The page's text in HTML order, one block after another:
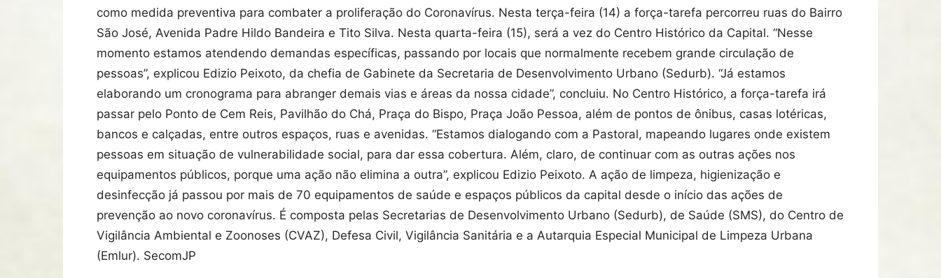
como medida preventiva para combater a proliferação do Coronavírus. Nesta terça-feira (14) a força-tarefa percorreu ruas do Bairro
São José, Avenida Padre Hildo Bandeira e Tito Silva. Nesta quarta-feira (15), será a vez do Centro Histórico da Capital. “Nesse
momento estamos atendendo demandas específicas, passando por locais que normalmente recebem grande circulação de
pessoas”, explicou Edizio Peixoto, da chefia de Gabinete da Secretaria de Desenvolvimento Urbano (Sedurb). “Já estamos
elaborando um cronograma para abranger demais vias e áreas da nossa cidade”, concluiu. No Centro Histórico, a força-tarefa irá
passar pelo Ponto de Cem Reis, Pavilhão do Chá, Praça do Bispo, Praça João Pessoa, além de pontos de ônibus, casas lotéricas,
bancos e calçadas, entre outros espaços, ruas e avenidas. “Estamos dialogando com a Pastoral, mapeando lugares onde existem
pessoas em situação de vulnerabilidade social, para dar essa cobertura. Além, claro, de continuar com as outras ações nos
equipamentos públicos, porque uma ação não elimina a outra”, explicou Edizio Peixoto. A ação de limpeza, higienização e
desinfecção já passou por mais de 70 equipamentos de saúde e espaços públicos da capital desde o início das ações de
prevenção ao novo coronavírus. É composta pelas Secretarias de Desenvolvimento Urbano (Sedurb), de Saúde (SMS), do Centro de
Vigilância Ambiental e Zoonoses (CVAZ), Defesa Civil, Vigilância Sanitária e a Autarquia Especial Municipal de Limpeza Urbana
(Emlur). SecomJP